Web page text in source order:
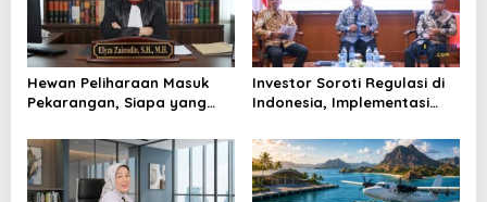
Hewan Peliharaan Masuk
Pekarangan, Siapa yang
Investor Soroti Regulasi di
Indonesia, Implementasi